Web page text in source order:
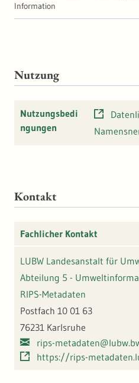
Information
Nutzung
Nutzungsbedi
ngungen
Kontakt
Fachlicher Kontakt
LUBW Landesanstalt für
Abteilung 5 -
RIPS-Metadaten
Postfach 10 01 63
76231 Karlsruhe
rips-
https://rips-